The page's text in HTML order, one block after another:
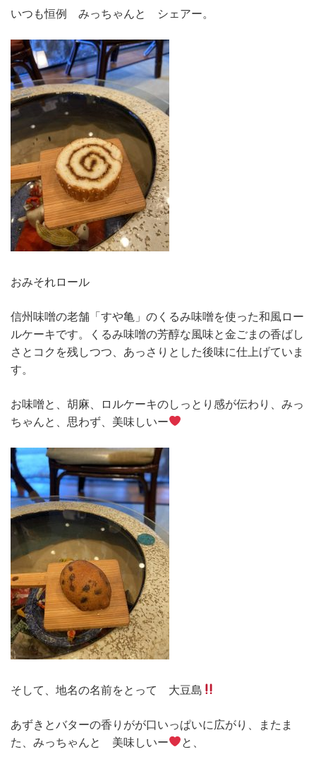
いつも恒例 みっちゃんと シェアー。
おみそれロール
信州味噌の老舗「すや亀」のくるみ味噌を使った和風ロー
ルケーキです。くるみ味噌の芳醇な風味と金ごまの香ばし
さとコクを残しつつ、あっさりとした後味に仕上げていま
す。
お味噌と、胡麻、ロルケーキのしっとり感が伝わり、みっ
ちゃんと、思わず、美味しいー
そして、地名の名前をとって 大豆島
あずきとバターの香りがが口いっぱいに広がり、またま
た、みっちゃんと 美味しいー
と、